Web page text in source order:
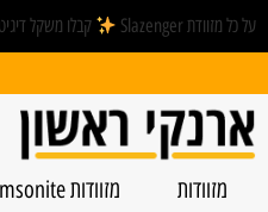
על כל מזוודת Slazenger קבלו משקל
מזוודות מזוודות Samsonite